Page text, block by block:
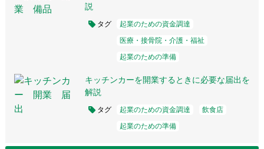
説
タグ
起業のための資金調達
医療・接骨院・介護・福祉
起業のための準備
キッチンカーを開業するときに必要な届出を
解説
タグ 起業のための資金調達
飲食店
起業のための準備